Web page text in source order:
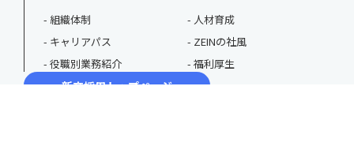
組織体制
キャリアパス
役職別業務紹介
人材育成
ZEINの社風
福利厚生
新卒採用トップページ